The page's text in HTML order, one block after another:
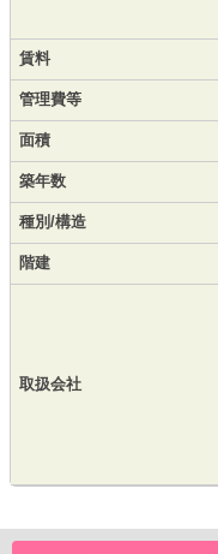
賃料
管理費等
面積
築年数
種別/構造
階建
取扱会社